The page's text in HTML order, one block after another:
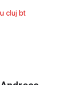
u cluj bt